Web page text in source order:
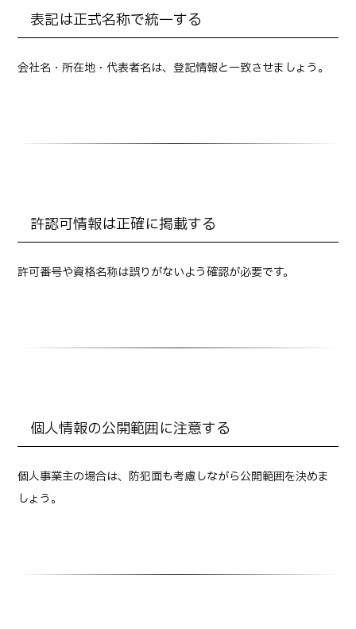
表記は正式名称で統一する
会社名・所在地・代表者名は、登記情報と一致させましょう。
許認可情報は正確に掲載する
許可番号や資格名称は誤りがないよう確認が必要です。
個人情報の公開範囲に注意する
個人事業主の場合は、防犯面も考慮しながら公開範囲を決めま
しょう。